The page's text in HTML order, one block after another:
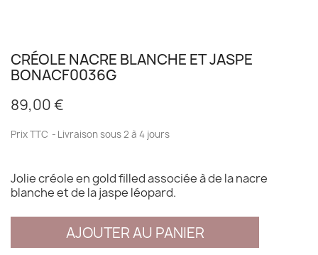
CRÉOLE NACRE BLANCHE ET JASPE
BONACF0036G
89,00 €
Prix TTC Livraison sous 2 à 4 jours
Jolie créole en gold filled associée à de la nacre
blanche et de la jaspe léopard.
AJOUTER AU PANIER